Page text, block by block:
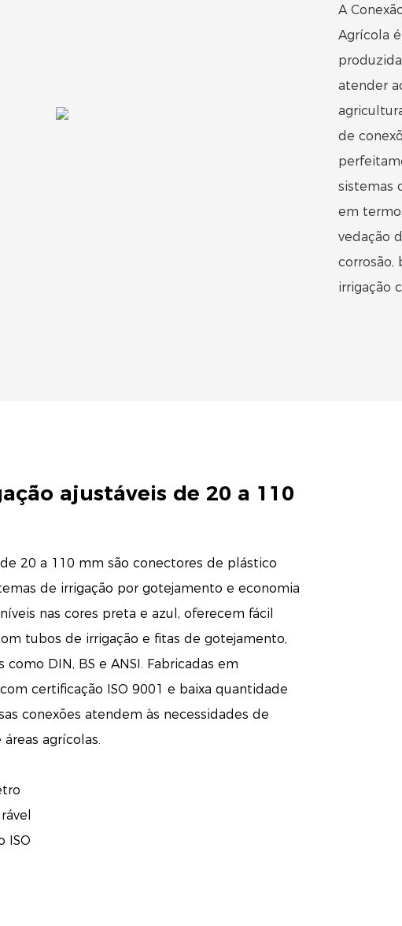
A
Agrícola
atender
de
sistemas
em
vedação
corrosão,
irrigação
ajustáveis ​​de 20 a 110
20 a 110 mm são conectores de plástico
de irrigação por gotejamento e economia
nas cores preta e azul, oferecem fácil
tubos de irrigação e fitas de gotejamento,
DIN, BS e ANSI. Fabricadas em
certificação ISO 9001 e baixa quantidade
conexões atendem às necessidades de
agrícolas.
ISO